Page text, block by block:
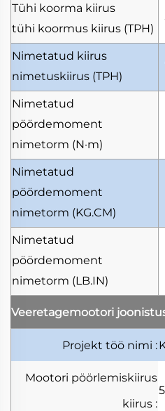
Tühi koorma kiirus
tühi koormus kiirus (TPH)
Nimetatud kiirus
nimetuskiirus (TPH)
Nimetatud
pöördemoment
nimetorm (N·m)
Nimetatud
pöördemoment
nimetorm (KG.CM)
Nimetatud
pöördemoment
nimetorm (LB.IN)
Veeretagemootori
Projekt töö nimi :
Mootori pöörlemiskiirus
kiirus :